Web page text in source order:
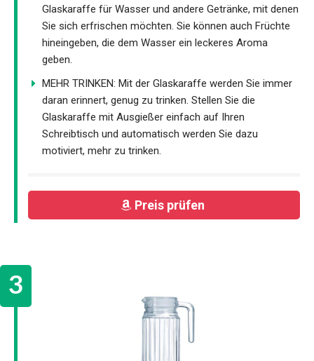
Glaskaraffe für Wasser und andere Getränke, mit denen
Sie sich erfrischen möchten. Sie können auch Früchte
hineingeben, die dem Wasser ein leckeres Aroma
geben.
MEHR TRINKEN: Mit der Glaskaraffe werden Sie immer
daran erinnert, genug zu trinken. Stellen Sie die
Glaskaraffe mit Ausgießer einfach auf Ihren
Schreibtisch und automatisch werden Sie dazu
motiviert, mehr zu trinken.
Preis prüfen